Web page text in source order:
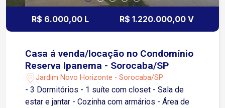
R$ 6.000,00 L R$ 1.220.000,00 V
Casa á venda/locação no Condomínio
Reserva Ipanema - Sorocaba/SP
Jardim Novo Horizonte - Sorocaba/SP
- 3 Dormitórios - 1 suíte com closet - Sala de
estar e jantar - Cozinha com armários - Área de